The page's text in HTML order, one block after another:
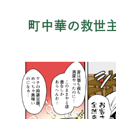
町中華の救世